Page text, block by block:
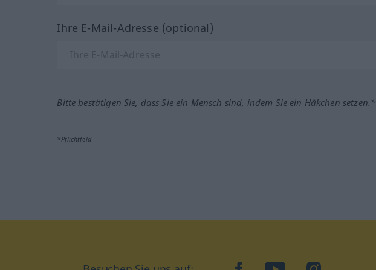
Ihre E-Mail-Adresse (optional)
Bitte bestätigen Sie, dass Sie ein Mensch sind, indem Sie ein Häkchen setzen.*
*Pflichtfeld